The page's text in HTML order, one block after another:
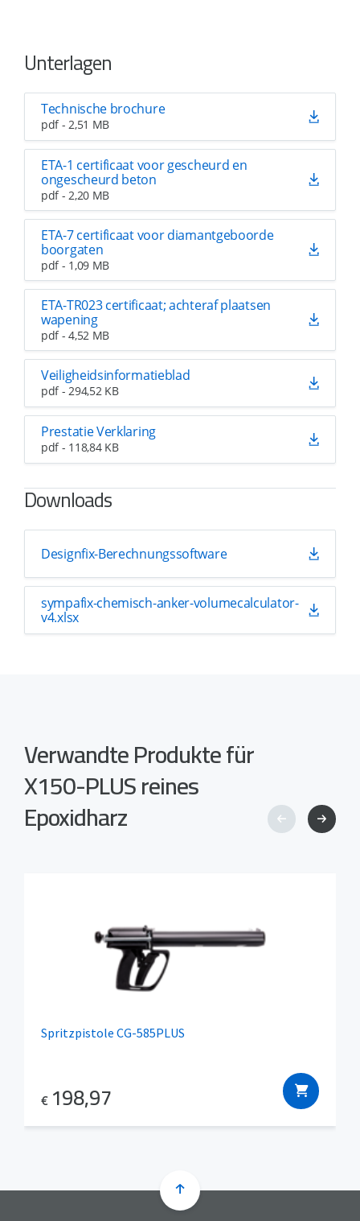
Unterlagen
Technische brochure
pdf - 2,51 MB
ETA-1 certificaat voor gescheurd en
ongescheurd beton
pdf - 2,20 MB
ETA-7 certificaat voor diamantgeboorde
boorgaten
pdf - 1,09 MB
ETA-TR023 certificaat; achteraf plaatsen
wapening
pdf - 4,52 MB
Veiligheidsinformatieblad
pdf - 294,52 KB
Prestatie Verklaring
pdf - 118,84 KB
Downloads
Designfix-Berechnungssoftware
sympafix-chemisch-anker-volumecalculator-
v4.xlsx
Verwandte Produkte für
X150-PLUS reines
Epoxidharz
Spritzpistole CG-585PLUS
€ 198,97